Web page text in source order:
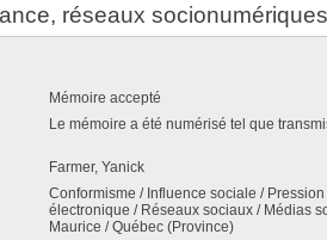
réseaux socionumériques
Mémoire accepté
Le mémoire a été numérisé tel que
Farmer, Yanick
Conformisme / Influence sociale /
électronique / Réseaux sociaux / Médias
Maurice / Québec (Province)